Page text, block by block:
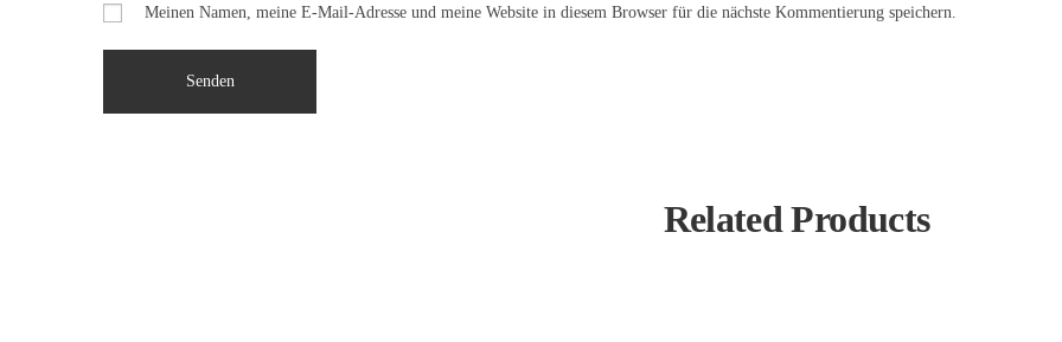
Meinen Namen, meine E-Mail-Adresse und meine Website in diesem Browser für die nächste Kommentierung speichern.
Related Products